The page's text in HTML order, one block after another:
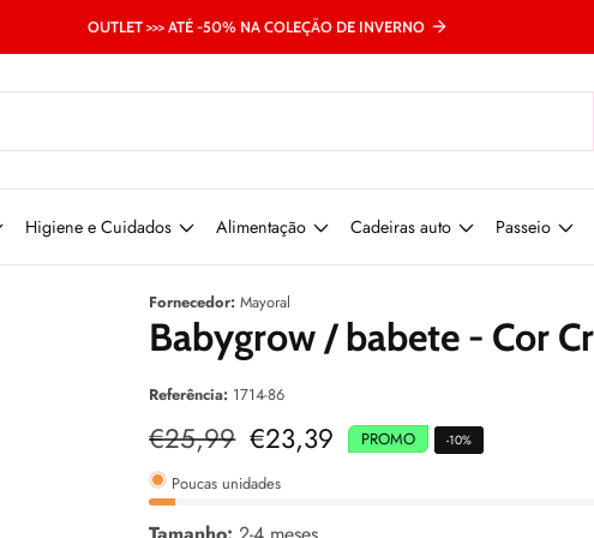
OUTLET >>> ATÉ -50% NA COLEÇÃO DE INVERNO
Higiene e Cuidados Alimentação Cadeiras auto Passeio
Fornecedor: Mayoral
Babygrow / babete - Cor
Referência: 1714-86
Preço
normal
€25,99 Preço
de
venda
€23,39 PROMO -10%
Poucas unidades